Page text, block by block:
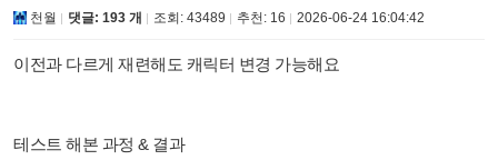
천월 댓글: 193 개 조회: 43489 추천: 16 2026-06-24 16:04:42
이전과 다르게 재련해도 캐릭터 변경 가능해요
테스트 해본 과정 & 결과